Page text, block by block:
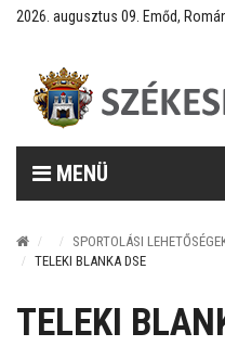
2026. augusztus 09. Emőd,
MENÜ
SPORTOLÁSI
TELEKI BLANKA DSE
TELEKI